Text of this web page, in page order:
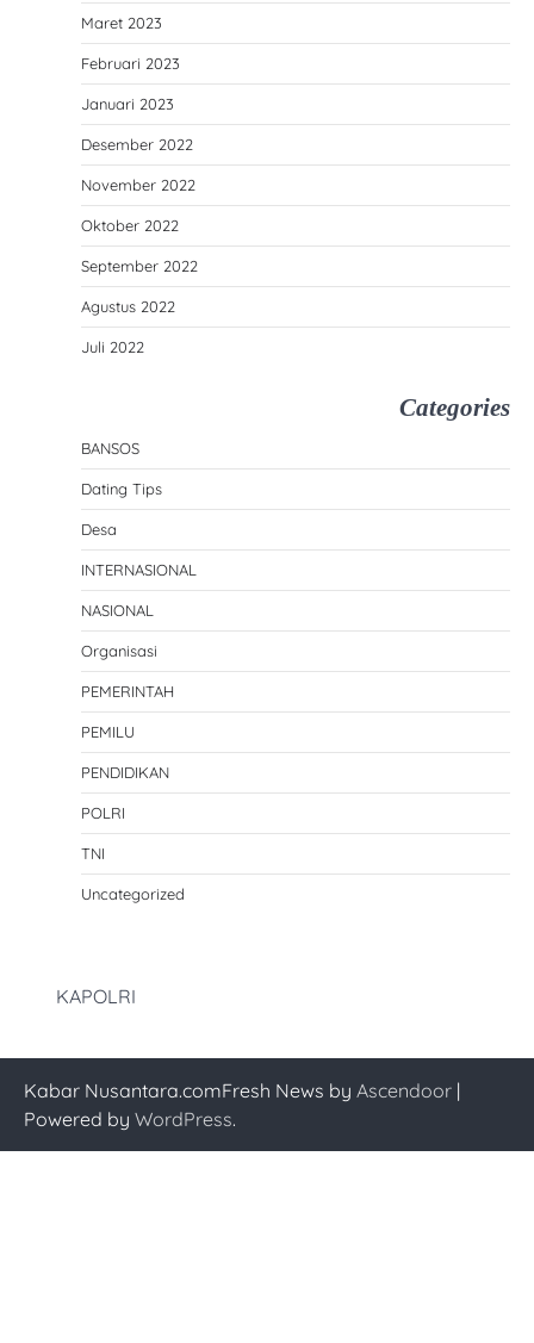
Maret 2023
Februari 2023
Januari 2023
Desember 2022
November 2022
Oktober 2022
September 2022
Agustus 2022
Juli 2022
Categories
BANSOS
Dating Tips
Desa
INTERNASIONAL
NASIONAL
Organisasi
PEMERINTAH
PEMILU
PENDIDIKAN
POLRI
TNI
Uncategorized
KAPOLRI
Kabar Nusantara.comFresh News by Ascendoor |
Powered by WordPress.